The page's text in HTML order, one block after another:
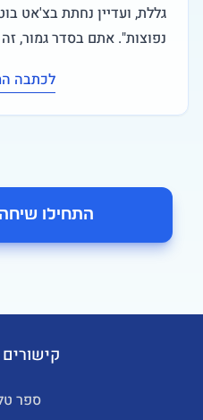
גללת, ועדיין נחתת בצ'אט
נפוצות". אתם בסדר גמור,
לכתבה
התחילו
ספר